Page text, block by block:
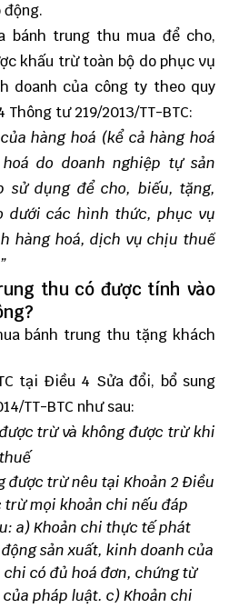
động.
bánh trung thu mua để cho,
khấu trừ toàn bộ do phục vụ
doanh của công ty theo quy
tư 219/2013/TT-BTC:
hàng hoá (kể cả hàng hoá
do doanh nghiệp tự sản
sử dụng để cho, biếu, tặng,
dưới các hình thức, phục vụ
hàng hoá, dịch vụ chịu thuế
”
thu có được tính vào
bánh trung thu tặng khách
tại Điều 4 Sửa đổi, bổ sung
TT-BTC như sau:
trừ và không được trừ khi
được trừnêu tại Khoản 2 Điều
mọi khoản chi nếu đáp
a) Khoản chi thực tế phát
sản xuất, kinh doanh của
chi có đủ hoá đơn, chứng từ
pháp luật. c)Khoản chi